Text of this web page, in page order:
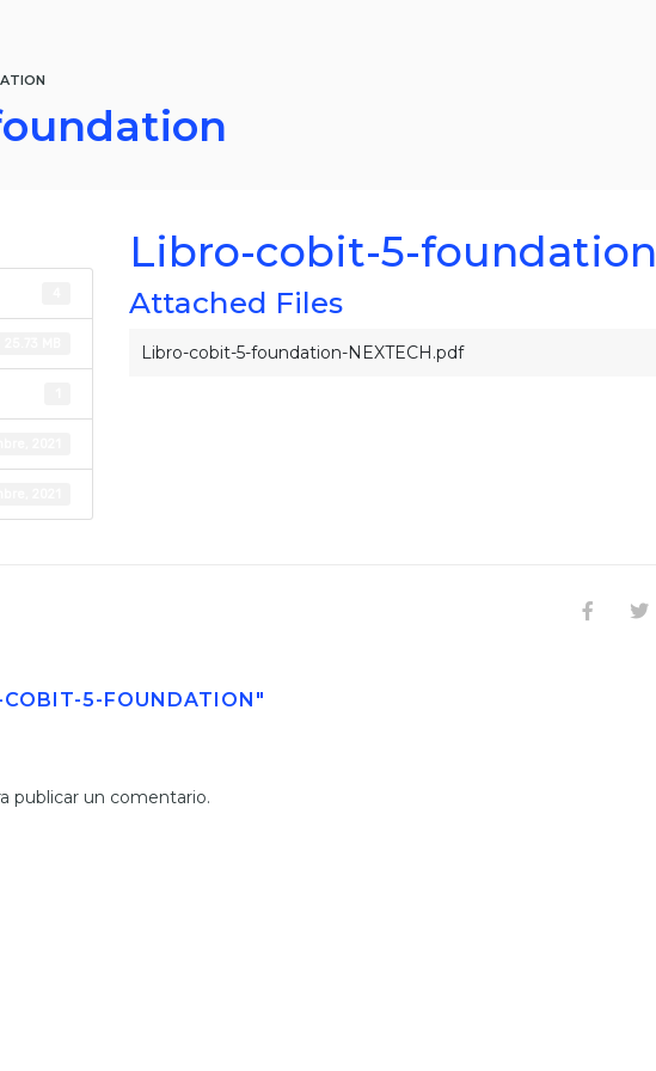
Libro-cobit-5-foundation
Attached Files
Libro-cobit-5-foundation-NEXTECH.pdf
5-FOUNDATION"
publicar un comentario.